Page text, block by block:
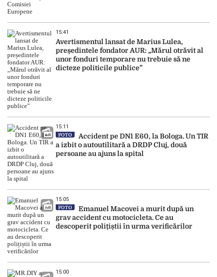
15:41
Avertismentul lansat de Marius Lulea,
președintele fondator AUR: „Mărul otrăvit al
unor fonduri temporare nu trebuie să ne
dicteze politicile publice”
15:11
FOTO
Accident pe DN1 E60, la Bologa. Un TIR
a izbit o autoutilitară a DRDP Cluj, două
persoane au ajuns la spital
15:05
FOTO
Emanuel Macovei a murit după un
grav accident cu motocicleta. Ce au
descoperit polițiștii în urma verificărilor
15:00